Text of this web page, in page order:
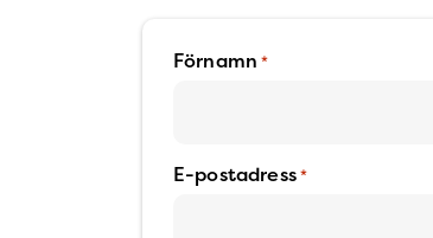
Förnamn *
E-postadress*